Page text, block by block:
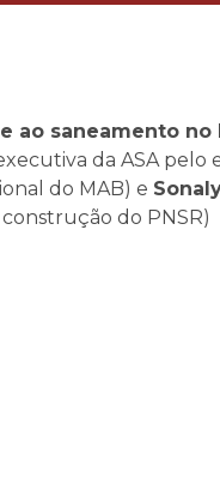
ao saneamento no
da ASA pelo
do MAB) e
do PNSR)